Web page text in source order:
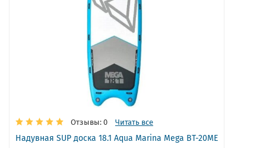
Отзывы: 0 Читать все
Надувная SUP доска 18.1 Aqua Marina Mega BT-20ME